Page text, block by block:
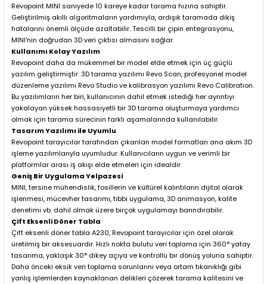
Revopoint MINI saniyede 10 kareye kadar tarama hızına sahiptir.
Geliştirilmiş akıllı algoritmaların yardımıyla, ardışık taramada dikiş
hatalarını önemli ölçüde azaltabilir. Tescilli bir çipin entegrasyonu,
MINI'nin doğrudan 3D veri çıktısı almasını sağlar.
Kullanımı Kolay Yazılım
Revopoint daha da mükemmel bir model elde etmek için üç güçlü
yazılım geliştirmiştir: 3D tarama yazılımı Revo Scan, profesyonel model
düzenleme yazılımı Revo Studio ve kalibrasyon yazılımı Revo Calibration.
Bu yazılımların her biri, kullanıcının dahil etmek istediği her ayrıntıyı
yakalayan yüksek hassasiyetli bir 3D tarama oluşturmaya yardımcı
olmak için tarama sürecinin farklı aşamalarında kullanılabilir.
Tasarım Yazılımı ile Uyumlu
Revopoint tarayıcılar tarafından çıkarılan model formatları ana akım 3D
işleme yazılımlarıyla uyumludur. Kullanıcıların uygun ve verimli bir
platformlar arası iş akışı elde etmeleri için idealdir
Geniş Bir Uygulama Yelpazesi
MINI, tersine mühendislik, fosillerin ve kültürel kalıntıların dijital olarak
işlenmesi, mücevher tasarımı, tıbbi uygulama, 3D animasyon, kalite
denetimi vb. dahil olmak üzere birçok uygulamayı barındırabilir.
Çift Eksenli Döner Tabla
Çift eksenli döner tabla A230, Revopoint tarayıcılar için özel olarak
üretilmiş bir aksesuardır. Hızlı nokta bulutu veri toplama için 360° yatay
tasarıma, yaklaşık 30° dikey açıya ve kontrollü bir dönüş yoluna sahiptir.
Daha önceki eksik veri toplama sorunlarını veya ortam tıkanıklığı gibi
yanlış işlemlerden kaynaklanan delikleri çözerek tarama kalitesini ve